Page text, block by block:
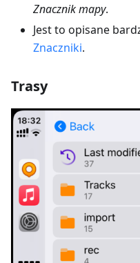
Znacznik mapy.
Jest to opisane
Znaczniki.
Trasy